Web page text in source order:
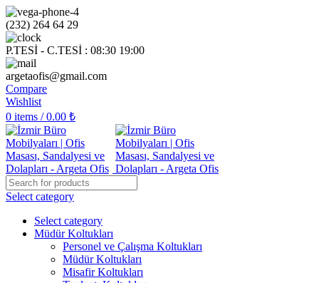
(232) 264 64 29
P.TESİ - C.TESİ : 08:30 19:00
argetaofis@gmail.com
Compare
Wishlist
0 items / 0.00 ₺
Select category
Select category
Müdür Koltukları
Personel ve Çalışma Koltukları
Müdür Koltukları
Misafir Koltukları